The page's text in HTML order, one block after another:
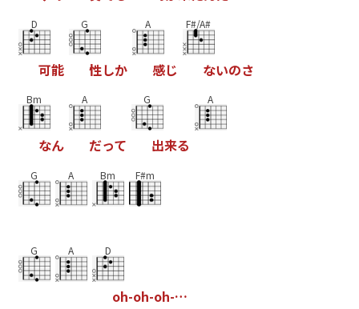
D
可能
G
性しか
A
感じ
F#/A#
ないのさ
Bm
なん
A
だって
G
出来る
A
G A Bm F#m
G A D
oh-oh-oh-…